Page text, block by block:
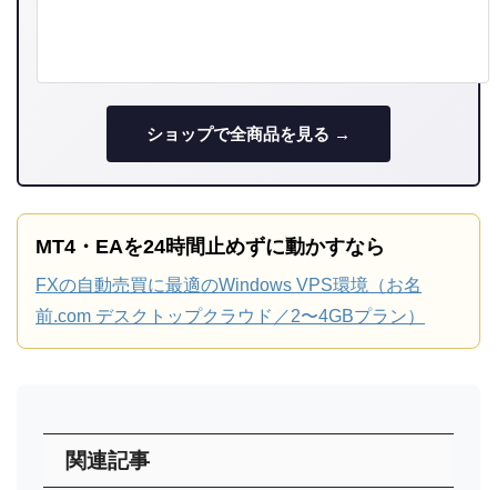
ショップで全商品を見る →
MT4・EAを24時間止めずに動かすなら
FXの自動売買に最適のWindows VPS環境（お名
前.com デスクトップクラウド／2〜4GBプラン）
関連記事